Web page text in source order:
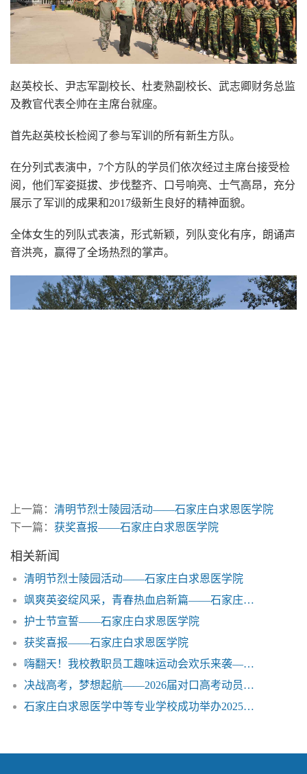
赵英校长、尹志军副校长、杜麦熟副校长、武志卿财务总监
及教官代表仝帅在主席台就座。
首先赵英校长检阅了参与军训的所有新生方队。
在分列式表演中，7个方队的学员们依次经过主席台接受检
阅，他们军姿挺拔、步伐整齐、口号响亮、士气高昂，充分
展示了军训的成果和2017级新生良好的精神面貌。
全体女生的列队式表演，形式新颖，列队变化有序，朗诵声
音洪亮，赢得了全场热烈的掌声。
上一篇： 清明节烈士陵园活动——石家庄白求恩医学院
下一篇： 获奖喜报——石家庄白求恩医学院
相关新闻
清明节烈士陵园活动——石家庄白求恩医学院
飒爽英姿绽风采，青春热血启新篇——石家庄白求恩医学院2025级军训汇演圆满落幕
护士节宣誓——石家庄白求恩医学院
获奖喜报——石家庄白求恩医学院
嗨翻天！我校教职员工趣味运动会欢乐来袭——石家庄白求恩医学院
决战高考，梦想起航——2026届对口高考动员大会隆重举行
石家庄白求恩医学中等专业学校成功举办2025级秋季新生迎新晚会